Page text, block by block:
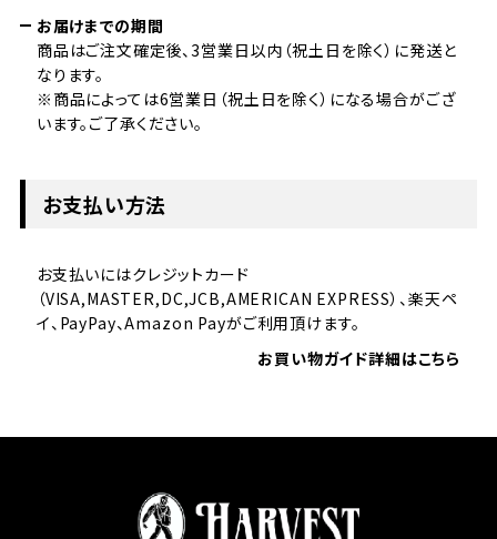
お届けまでの期間
商品はご注文確定後、3営業日以内（祝土日を除く）に発送と
なります。
※商品によっては6営業日（祝土日を除く）になる場合がござ
います。ご了承ください。
お支払い方法
お支払いにはクレジットカード
（VISA,MASTER,DC,JCB,AMERICAN EXPRESS）、楽天ペ
イ、PayPay、Amazon Payがご利用頂けます。
お買い物ガイド詳細はこちら